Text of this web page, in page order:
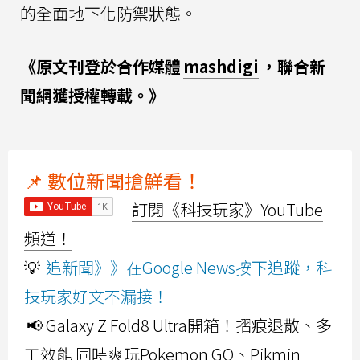
的全面地下化防禦狀態。
《原文刊登於合作媒體 mashdigi ，聯合新
聞網獲授權轉載。》
📌 數位新聞搶鮮看！
訂閱《科技玩家》YouTube
頻道！
💡 追新聞》》在Google News按下追蹤，科
技玩家好文不漏接！
📢 Galaxy Z Fold8 Ultra開箱！摺痕退散、多
工效能 同時爽玩Pokemon GO、Pikmin